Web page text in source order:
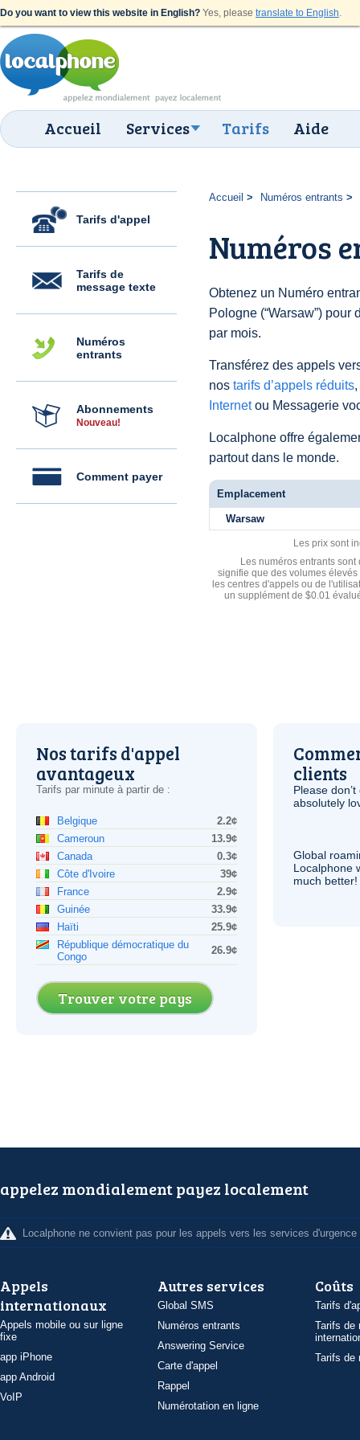
Do you want to view this website in English? Yes, please translate to English.
Accueil Services Tarifs Aide
Tarifs d'appel
Tarifs de
message texte
Numéros
entrants
Abonnements
Nouveau!
Comment payer
Accueil Numéros entrants
Numéros
Obtenez un Numéro
Pologne (“Warsaw”) pour
par mois.
Transférez des appels
nos tarifs d’appels réduits
Internetou Messagerie
Localphone offre
partout dans le monde.
Emplacement
Warsaw
Les prix sont
Les numéros entrants
signifie que des volumes
les centres d'appels ou de
un supplément de $0.01
Nos tarifs d'appel
avantageux
Tarifs par minute à partir de :
Belgique
2.2¢
Cameroun
13.9¢
Canada
0.3¢
Côte d'Ivoire
39¢
France
2.9¢
Guinée
33.9¢
Haïti
25.9¢
République démocratique du
Congo
26.9¢
Trouver votre pays
clients
Please
absolutely
Global
Localphone
much better!
appelez mondialement payez localement
Localphone ne convient pas pour les appels vers les services d'urgence
Appels
internationaux
Appels mobile ou sur ligne
fixe
app iPhone
app Android
VoIP
Autres services
Global SMS
Numéros entrants
Answering Service
Carte d'appel
Rappel
Numérotation en ligne
Coûts
Tarifs
Tarifs de
Tarifs de